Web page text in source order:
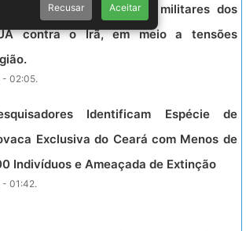
que limita ações militares dos
contra o Irã, em meio a tensões
- 02:05.
Identificam Espécie de
Exclusiva do Ceará com Menos de
Indivíduos e Ameaçada de Extinção
- 01:42.
Recusar Aceitar